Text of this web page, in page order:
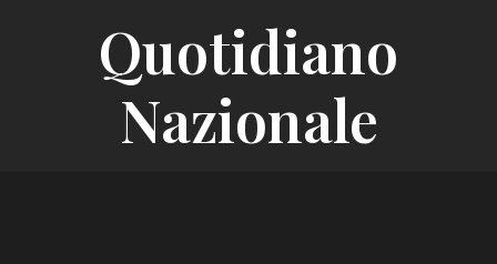
Quotidiano
Nazionale